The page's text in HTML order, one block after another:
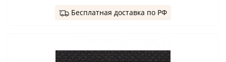
Бесплатная доставка по РФ